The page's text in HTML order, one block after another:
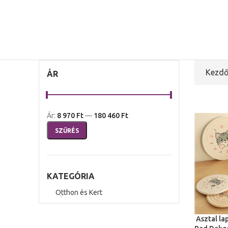
ÁR
SZŰRÉS
Ár: 8 970 Ft— 180 460 Ft
KATEGÓRIA
Otthon és Kert
TOVÁBB
Asztal